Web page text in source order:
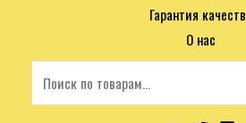
Гарантия
О нас